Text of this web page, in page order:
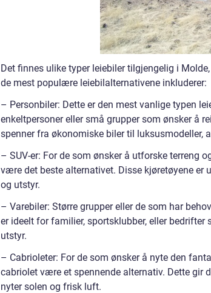
Det finnes ulike typer leiebiler tilgjengelig i
de mest populære leiebilalternativene inkluderer:
– Personbiler: Dette er den mest vanlige typen
enkeltpersoner eller små grupper som ønsker å
spenner fra økonomiske biler til luksusmodeller,
– SUV-er: For de som ønsker å utforske terreng
være det beste alternativet. Disse kjøretøyene
og utstyr.
– Varebiler: Større grupper eller de som har
er ideelt for familier, sportsklubber, eller
utstyr.
– Cabrioleter: For de som ønsker å nyte den
cabriolet være et spennende alternativ. Dette gir
nyter solen og frisk luft.